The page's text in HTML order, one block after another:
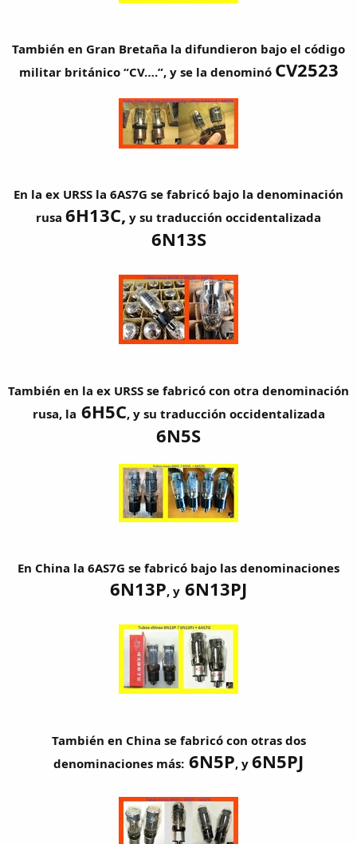
También en Gran Bretaña la difundieron bajo el código
militar británico “CV….”, y se la denominó CV2523
En la ex URSS la 6AS7G se fabricó bajo la denominación
rusa 6H13C, y su traducción occidentalizada
6N13S
También en la ex URSS se fabricó con otra denominación
rusa, la 6H5C, y su traducción occidentalizada
6N5S
En China la 6AS7G se fabricó bajo las denominaciones
6N13P, y 6N13PJ
También en China se fabricó con otras dos
denominaciones más: 6N5P, y 6N5PJ